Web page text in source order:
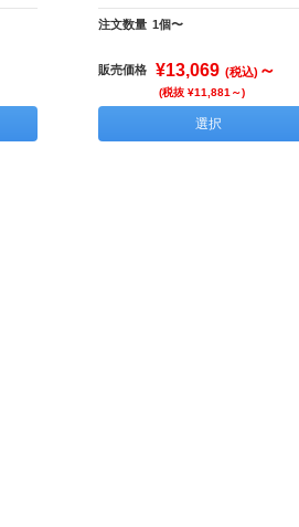
注文数量 1個〜
販売価格 ¥13,069 (税込) ～
(税抜 ¥11,881～)
選択